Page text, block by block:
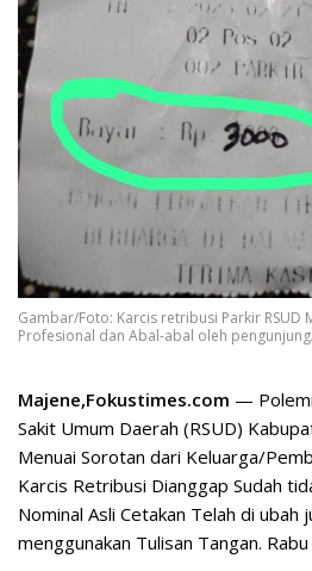
Gambar/Foto: Karcis retribusi Parkir RSUD
Profesional dan Abal-abal oleh
Majene,Fokustimes.com —
Sakit Umum Daerah (RSUD)
Menuai Sorotan dari Keluarga/
Karcis Retribusi Dianggap Sudah
Nominal Asli Cetakan Telah di ubah
menggunakan Tulisan Tangan.